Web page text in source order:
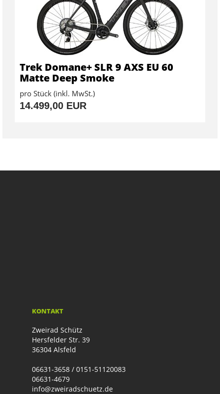
Trek Domane+ SLR 9 AXS EU 60
Matte Deep Smoke
pro Stück (inkl. MwSt.)
14.499,00 EUR
KONTAKT
Zweirad Schütz
Hersfelder Str. 39
36304 Alsfeld
06631-3658 / 0151-51120083
06631-4679
info@zweiradschuetz.de